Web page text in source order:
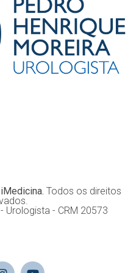
iMedicina. Todos os direitos
Urologista - CRM 20573